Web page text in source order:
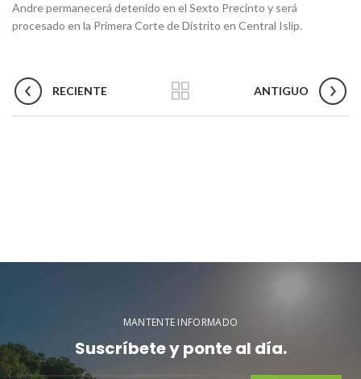
Andre permanecerá detenido en el Sexto Precinto y será
procesado en la Primera Corte de Distrito en Central Islip.
RECIENTE ANTIGUO
MANTENTE INFORMADO
Suscríbete y ponte al día.